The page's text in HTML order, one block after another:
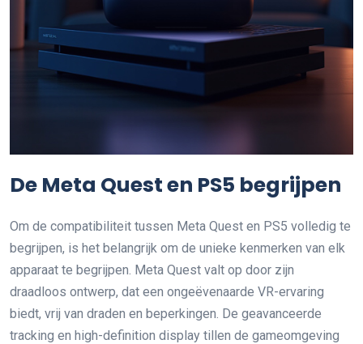
De Meta Quest en PS5 begrijpen
Om de compatibiliteit tussen Meta Quest en PS5 volledig te
begrijpen, is het belangrijk om de unieke kenmerken van elk
apparaat te begrijpen. Meta Quest valt op door zijn
draadloos ontwerp, dat een ongeëvenaarde VR-ervaring
biedt, vrij van draden en beperkingen. De geavanceerde
tracking en high-definition display tillen de gameomgeving